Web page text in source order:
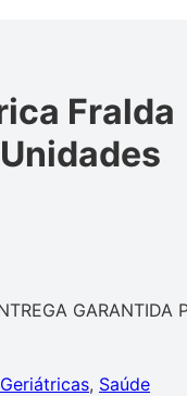
Fralda
GARANTIDA PELO
, Saúde